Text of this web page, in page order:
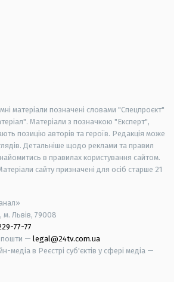
матеріали позначені словами "Спецпроєкт"
Матеріали з позначкою "Експерт",
позицію авторів та героїв. Редакція може
Детальніше щодо реклами та правил
в правилах користування сайтом.
сайту призначені для осіб старше 21
м. Львів, 79008
77-77
пошти — legal@24tv.com.ua
медіа в Реєстрі суб'єктів у сфері медіа —